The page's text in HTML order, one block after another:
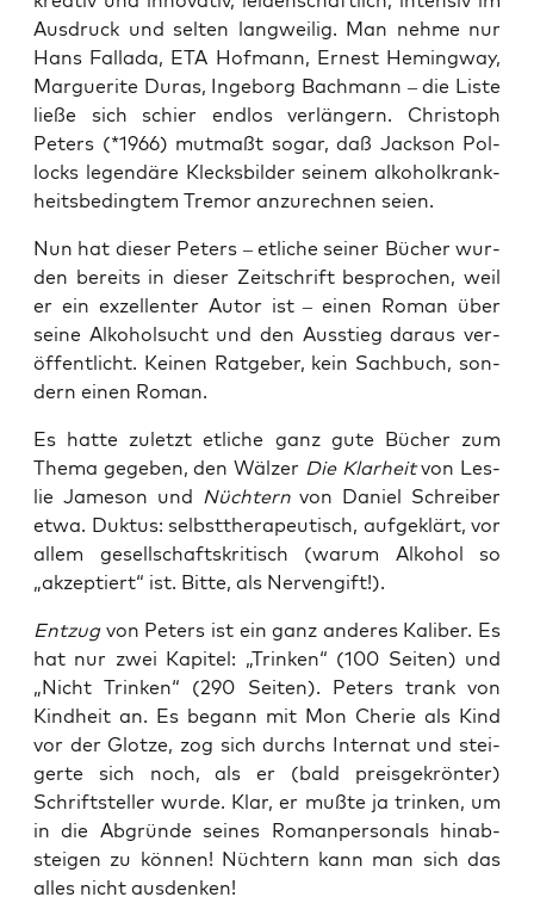
Aus­druck und sel­ten lang­wei­lig. Man neh­me nur
Hans Fal­la­da, ETA Hof­mann, Ernest Heming­way,
Mar­gue­ri­te Duras, Inge­borg Bach­mann – die Lis­te
lie­ße sich schier end­los ver­län­gern. Chris­toph
Peters (*1966) mut­maßt sogar, daß Jack­son Pol­
locks legen­dä­re Klecks­bil­der sei­nem alko­hol­krank­
heits­be­ding­tem Tre­mor anzu­rech­nen seien.
Nun hat die­ser Peters – etli­che sei­ner Bücher wur­
den bereits in die­ser Zeit­schrift bespro­chen, weil
er ein exzel­len­ter Autor ist – einen Roman über
sei­ne Alko­hol­sucht und den Aus­stieg dar­aus ver­
öf­fent­licht. Kei­nen Rat­ge­ber, kein Sach­buch, son­
dern einen Roman.
Es hat­te zuletzt etli­che ganz gute Bücher zum
The­ma gege­ben, den Wäl­zer Die Klar­heitvon Les­
lie Jame­son und Nüch­ternvon Dani­el Schrei­ber
etwa. Duk­tus: selbst­the­ra­peu­tisch, auf­ge­klärt, vor
allem gesell­schafts­kri­tisch (war­um Alko­hol so
„akzep­tiert“ ist. Bit­te, als Nervengift!).
Ent­zugvon Peters ist ein ganz ande­res Kali­ber. Es
hat nur zwei Kapi­tel: „Trin­ken“ (100 Sei­ten) und
„Nicht Trin­ken“ (290 Sei­ten). Peters trank von
Kind­heit an. Es begann mit Mon Che­rie als Kind
vor der Glot­ze, zog sich durchs Inter­nat und stei­
ger­te sich noch, als er (bald preis­ge­krön­ter)
Schrift­stel­ler wur­de. Klar, er muß­te ja trin­ken, um
in die Abgrün­de sei­nes Roman­per­so­nals hin­ab­
stei­gen zu kön­nen! Nüch­tern kann man sich das
alles nicht ausdenken!